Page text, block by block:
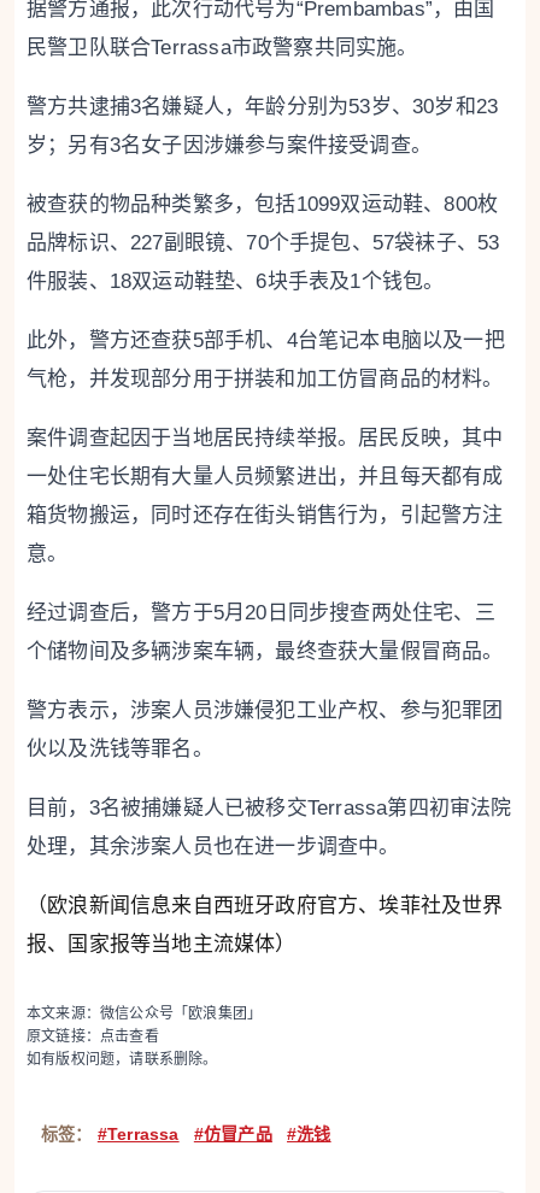
据警方通报，此次行动代号为“Prembambas”，由国
民警卫队联合Terrassa市政警察共同实施。
警方共逮捕3名嫌疑人，年龄分别为53岁、30岁和23
岁；另有3名女子因涉嫌参与案件接受调查。
被查获的物品种类繁多，包括1099双运动鞋、800枚
品牌标识、227副眼镜、70个手提包、57袋袜子、53
件服装、18双运动鞋垫、6块手表及1个钱包。
此外，警方还查获5部手机、4台笔记本电脑以及一把
气枪，并发现部分用于拼装和加工仿冒商品的材料。
案件调查起因于当地居民持续举报。居民反映，其中
一处住宅长期有大量人员频繁进出，并且每天都有成
箱货物搬运，同时还存在街头销售行为，引起警方注
意。
经过调查后，警方于5月20日同步搜查两处住宅、三
个储物间及多辆涉案车辆，最终查获大量假冒商品。
警方表示，涉案人员涉嫌侵犯工业产权、参与犯罪团
伙以及洗钱等罪名。
目前，3名被捕嫌疑人已被移交Terrassa第四初审法院
处理，其余涉案人员也在进一步调查中。
（欧浪新闻信息来自西班牙政府官方、埃菲社及世界
报、国家报等当地主流媒体）
本文来源：微信公众号「欧浪集团」
原文链接： 点击查看
如有版权问题，请联系删除。
标签： #Terrassa #仿冒产品 #洗钱